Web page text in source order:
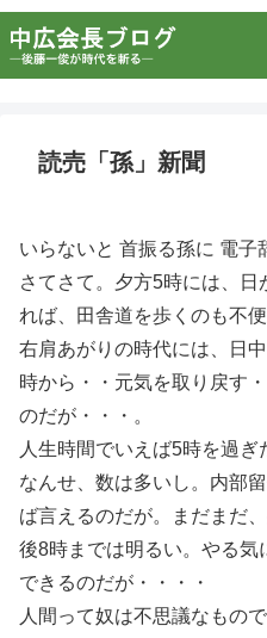
読売「孫」新聞
いらないと 首振る孫に 電子
さてさて。夕方5時には、
れば、田舎道を歩くのも不便
右肩あがりの時代には、日
時から・・元気を取り戻す
のだが・・・。
人生時間でいえば5時を過ぎ
なんせ、数は多いし。内部
ば言えるのだが。まだまだ
後8時までは明るい。やる気
できるのだが・・・・
人間って奴は不思議なもの